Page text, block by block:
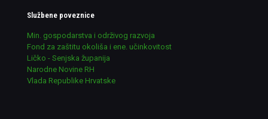
Službene poveznice
Min. gospodarstva i održivog razvoja
Fond za zaštitu okoliša i ene. učinkovitost
Ličko - Senjska županija
Narodne Novine RH
Vlada Republike Hrvatske